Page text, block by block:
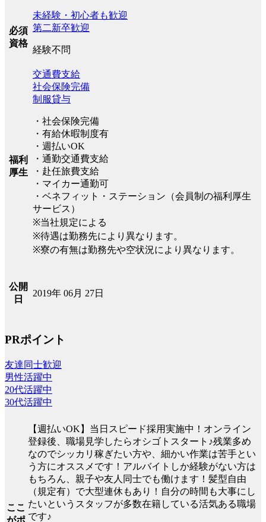
必須
資格
未経験・初心者も歓迎
第二新卒歓迎
経験不問
福利
厚生
交通費支給
社会保険完備
制服貸与
・社会保険完備
・有給休暇制度有
・週払いOK
・通勤交通費支給
・赴任旅費支給
・マイカー通勤可
・ベネフィット・ステーション（会員制の福利厚生
サービス）
※当社規定による
※待遇は勤務先により異なります。
※寮の有無は勤務先や空状況により異なります。
公開
日
2019年 06月 27日
PRポイント
友達同士歓迎
男性活躍中
20代活躍中
30代活躍中
ここ
がポ
【週払いOK】当日スピード採用実施中！オンライン
登録後、職場見学したらオシゴトスタート♪残業多め
なのでシッカリ稼ぎたい方や、細かい作業は苦手とい
う方にオススメです！アルバイトしか経験がない方は
もちろん、親子や友人同士でも働けます！髪型自由
（規定有）で大型連休もあり！自分の時間も大事にし
たいというスタッフが多数在籍している活気ある職場
です♪